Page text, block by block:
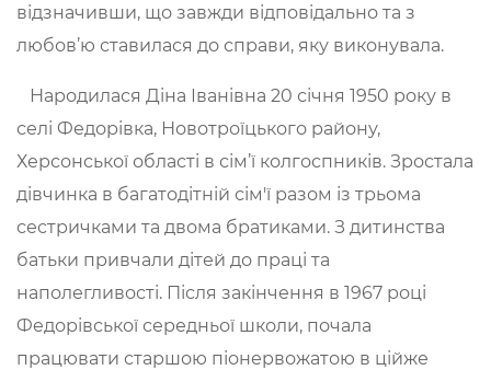
відзначивши, що завжди відповідально та з
любов’ю ставилася до справи, яку виконувала.
Народилася Діна Іванівна 20 січня 1950 року в
селі Федорівка, Новотроїцького району,
Херсонської області в сім’ї колгоспників. Зростала
дівчинка в багатодітній сім'ї разом із трьома
сестричками та двома братиками. З дитинства
батьки привчали дітей до праці та
наполегливості. Після закінчення в 1967 році
Федорівської середньої школи, почала
працювати старшою піонервожатою в ційже